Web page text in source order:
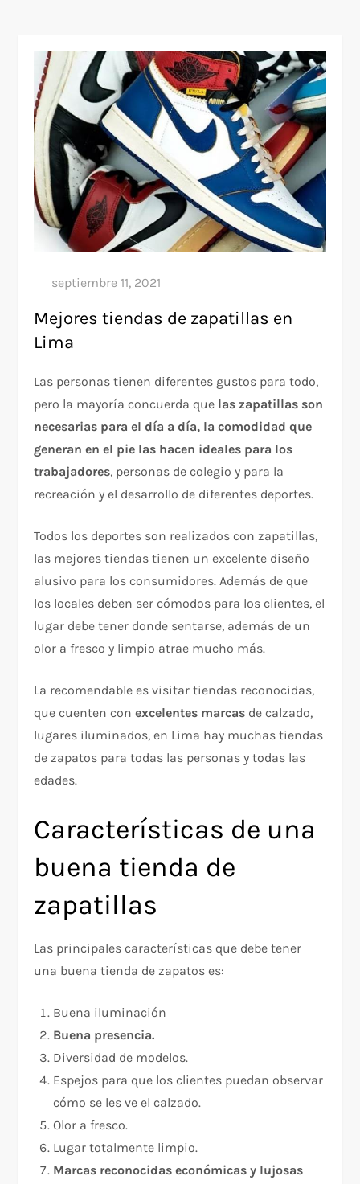
Mejores tiendas de zapatillas en
Lima
Las personas tienen diferentes gustos para todo,
pero la mayoría concuerda que las zapatillas son
necesarias para el día a día, la comodidad que
generan en el pie las hacen ideales para los
trabajadores, personas de colegio y para la
recreación y el desarrollo de diferentes deportes.
Todos los deportes son realizados con zapatillas,
las mejores tiendas tienen un excelente diseño
alusivo para los consumidores. Además de que
los locales deben ser cómodos para los clientes, el
lugar debe tener donde sentarse, además de un
olor a fresco y limpio atrae mucho más.
La recomendable es visitar tiendas reconocidas,
que cuenten conexcelentes marcas de calzado,
lugares iluminados, en Lima hay muchas tiendas
de zapatos para todas las personas y todas las
edades.
Características de una
buena tienda de
zapatillas
Las principales características que debe tener
una buena tienda de zapatos es:
Buena iluminación
Buena presencia.
Diversidad de modelos.
Espejos para que los clientes puedan observar
cómo se les ve el calzado.
Olor a fresco.
Lugar totalmente limpio.
Marcas reconocidas económicas y lujosas